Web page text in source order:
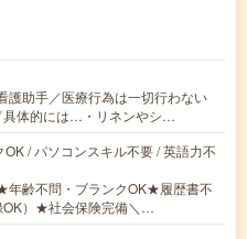
護助手／医療行為は一切行わない
体的には…・リネンやシ…
/ パソコンスキル不要 / 英語力不
年齢不問・ブランクOK★履歴書不
OK）★社会保険完備＼…